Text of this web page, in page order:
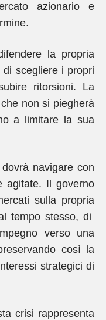
azionario e
la propria
scegliere i propri
ritorsioni. La
non si piegherà
a limitare la sua
navigare con
agitate. Il governo
sulla propria
tempo stesso, di
verso una
così la
strategici di
crisi rappresenta